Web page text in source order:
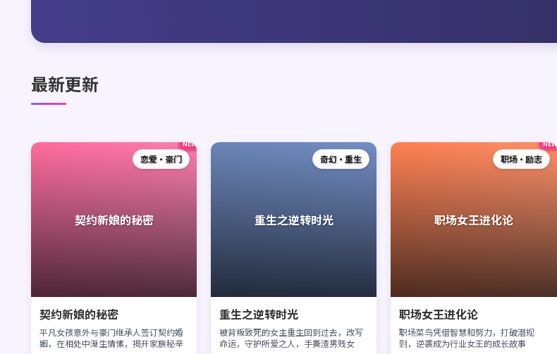
最新更新
契约新娘的秘密
恋爱·豪门
NEW
契约新娘的秘密
平凡女孩意外与豪门继承人签订契约婚
姻，在相处中渐生情愫，揭开家族秘辛
重生之逆转时光
奇幻·重生
重生之逆转时光
被背叛致死的女主重生回到过去，改写
命运，守护所爱之人，手撕渣男贱女
职场女王进化论
职场·励志
NEW
职场女王进化论
职场菜鸟凭借智慧和努力，打破潜规
则，逆袭成为行业女王的成长故事